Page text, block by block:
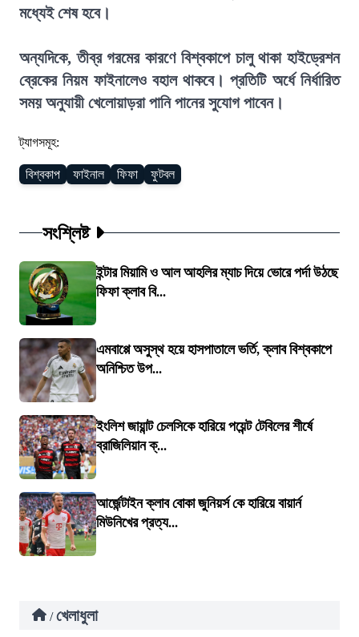
মধ্যেই শেষ হবে।
অন্যদিকে, তীব্র গরমের কারণে বিশ্বকাপে চালু থাকা হাইড্রেশন
ব্রেকের নিয়ম ফাইনালেও বহাল থাকবে। প্রতিটি অর্ধে নির্ধারিত
সময় অনুযায়ী খেলোয়াড়রা পানি পানের সুযোগ পাবেন।
ট্যাগসমূহ:
বিশ্বকাপ ফাইনাল ফিফা ফুটবল
সংশ্লিষ্ট
ইন্টার মিয়ামি ও আল আহলির ম্যাচ দিয়ে ভোরে পর্দা উঠছে
ফিফা ক্লাব বি...
এমবাপ্পে অসুস্থ হয়ে হাসপাতালে ভর্তি, ক্লাব বিশ্বকাপে
অনিশ্চিত উপ...
ইংলিশ জায়ান্ট চেলসিকে হারিয়ে পয়েন্ট টেবিলের শীর্ষে
ব্রাজিলিয়ান ক্...
আর্জেন্টাইন ক্লাব বোকা জুনিয়র্স কে হারিয়ে বায়ার্ন
মিউনিখের প্রত্য...
/ খেলাধুলা